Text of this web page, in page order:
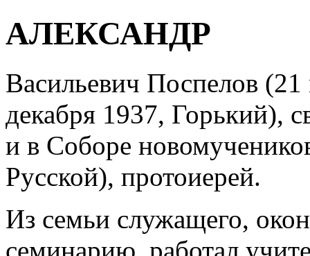
АЛЕКСАНДР
Васильевич Поспелов
декабря 1937, Горький),
и в Соборе
Русской), протоиерей.
Из семьи служащего,
семинарию, работал